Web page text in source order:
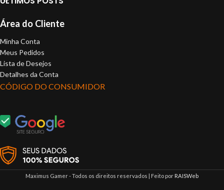
Área do Cliente
Minha Conta
Meus Pedidos
Lista de Desejos
Detalhes da Conta
CÓDIGO DO CONSUMIDOR
Maximus Gamer - Todos os direitos reservados | Feito por RAISWeb